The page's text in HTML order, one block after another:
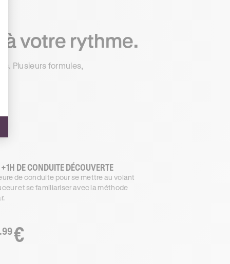
votre rythme.
Plusieurs formules,
DE CONDUITE DÉCOUVERTE
de conduite pour se mettre au volant
et se familiariser avec la méthode
.99€